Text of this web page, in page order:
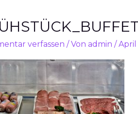
verfassen / Von admin / April